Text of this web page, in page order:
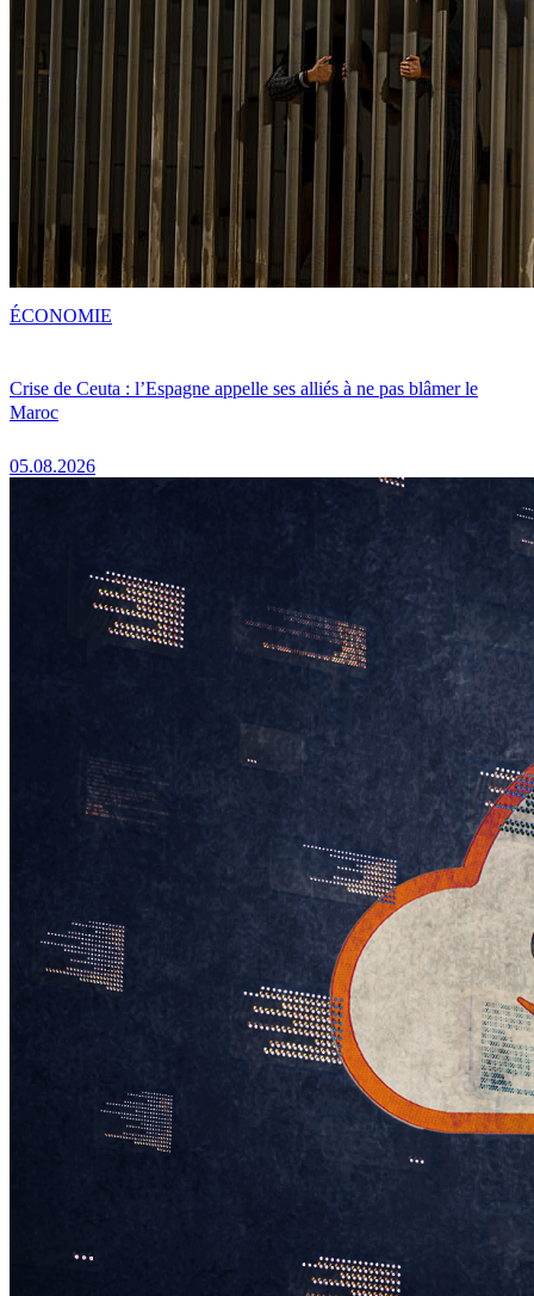
Crise de Ceuta : l’Espagne appelle ses alliés à ne pas blâmer le
Maroc
05.08.2026
ÉCONOMIE